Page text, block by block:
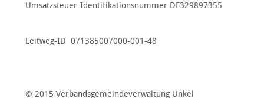
Umsatzsteuer-Identifikationsnummer DE329897355
Leitweg-ID 071385007000-001-48
© 2015 Verbandsgemeindeverwaltung Unkel